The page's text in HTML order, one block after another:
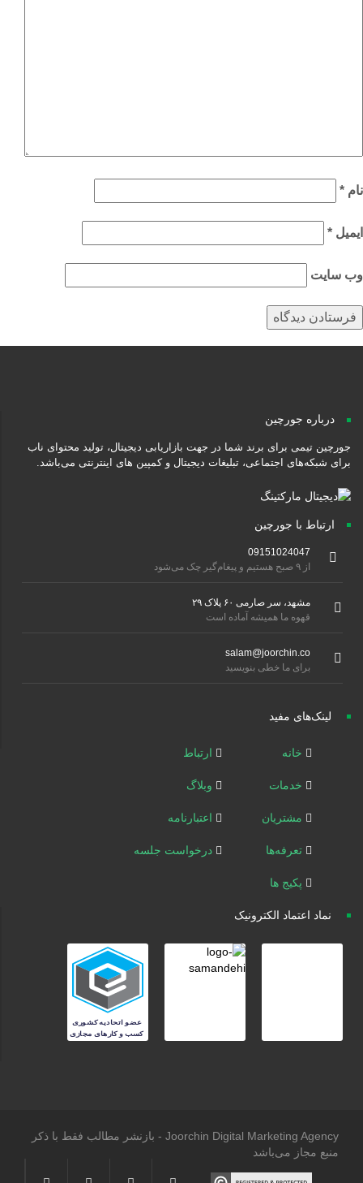
*
*
سایت
درباره جورچین
جورچین تیمی برای برند شما در جهت بازاریابی دیجیتال، تولید محتوای ناب
برای شبکه‌های اجتماعی، تبلیغات دیجیتال و کمپین های اینترنتی می‌باشد.
ارتباط با جورچین
09151024047
مشهد، سر صارمی ۶۰ پلاک ۲۹
قهوه ما همیشه آماده است
salam@joorchin.co
برای ما خطی بنویسید
لینک‌های مفید
خانه
خدمات
مشتریان
تعرفه‌ها
پکیج ها
ارتباط
وبلاگ
اعتبارنامه
درخواست جلسه
نماد اعتماد الکترونیک
Joorchin Digital Marketing Agency - بازنشر مطالب فقط با ذکر
منبع مجاز می‌باشد